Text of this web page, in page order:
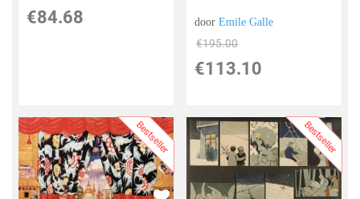
€84.68 doorEmile Galle
€195.00
€113.10
Bestseller Bestseller